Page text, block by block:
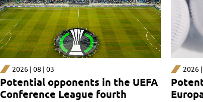
2026 | 08 | 03
Potential opponents in the UEFA
Conference League fourth
2026